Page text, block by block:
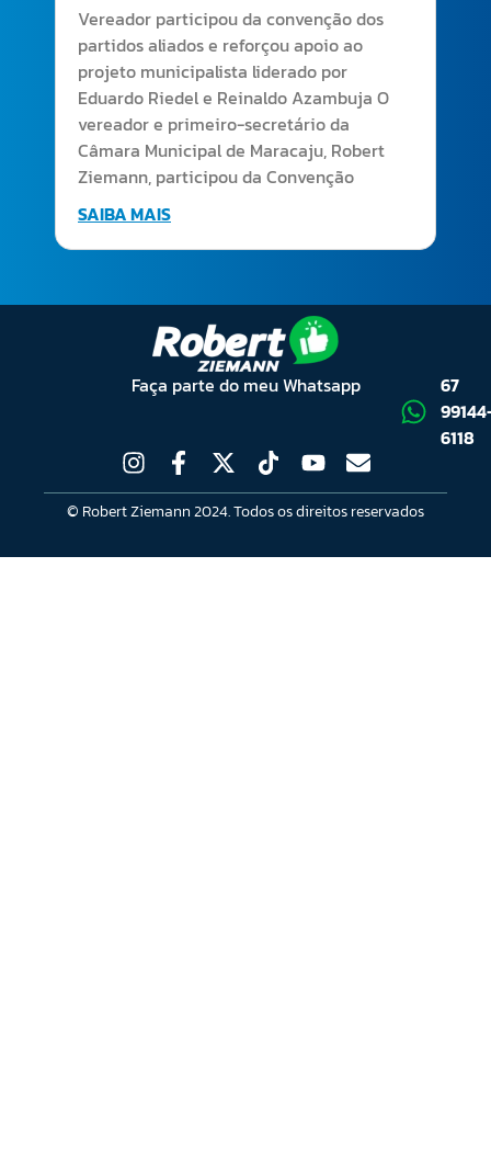
Vereador participou da convenção dos
partidos aliados e reforçou apoio ao
projeto municipalista liderado por
Eduardo Riedel e Reinaldo Azambuja O
vereador e primeiro-secretário da
Câmara Municipal de Maracaju, Robert
Ziemann, participou da Convenção
SAIBA MAIS
Faça parte do meu Whatsapp
67
6118
© Robert Ziemann 2024. Todos os direitos reservados